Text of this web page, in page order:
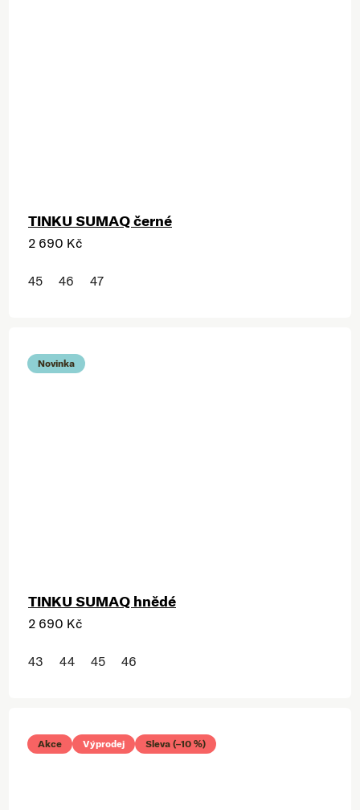
TINKU SUMAQ černé
2 690 Kč
45 46 47
Novinka
TINKU SUMAQ hnědé
2 690 Kč
43 44 45 46
Akce Výprodej Sleva (–10 %)